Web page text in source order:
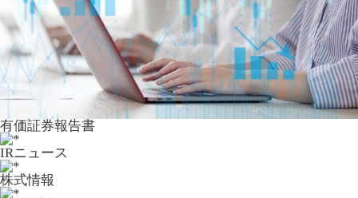
有価証券報告書
IRニュース
株式情報